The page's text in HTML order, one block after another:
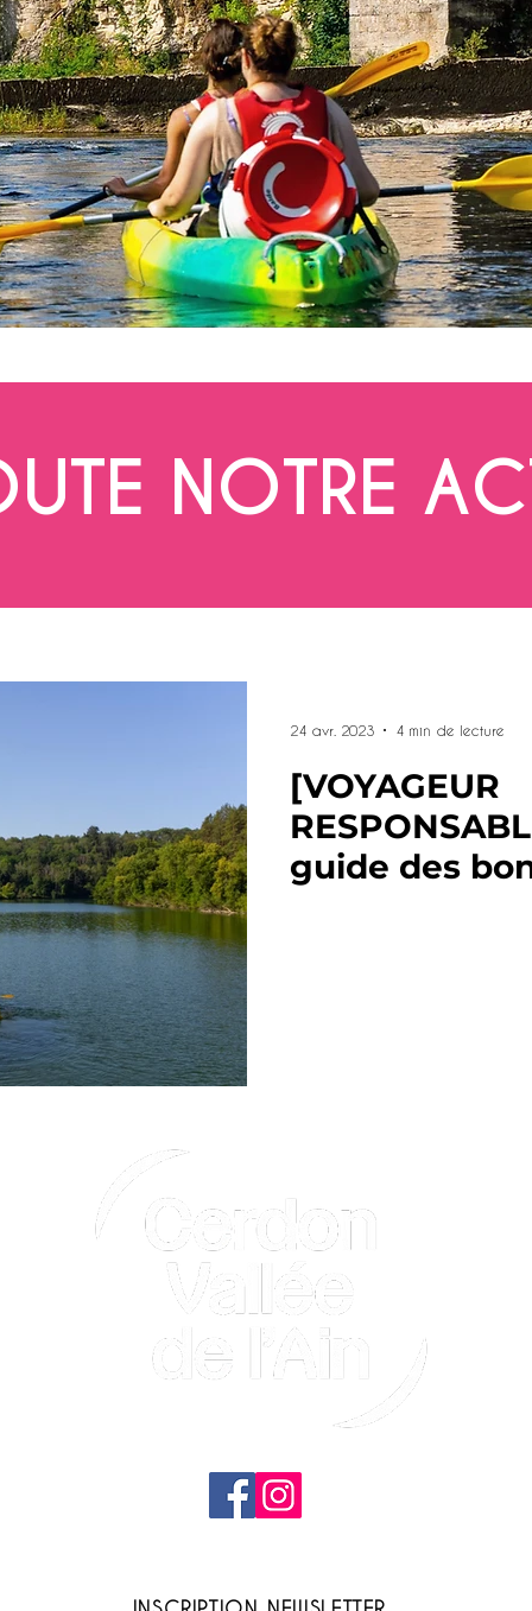
NOTRE
[VOYAGEUR
guide des
24 avr. 2023 4 min de lecture